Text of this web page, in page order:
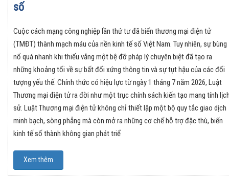
số
​Cuộc cách mạng công nghiệp lần thứ tư đã biến thương mại điện tử
(TMĐT) thành mạch máu của nền kinh tế số Việt Nam. Tuy nhiên, sự bùng
nổ quá nhanh khi thiếu vắng một bệ đỡ pháp lý chuyên biệt đã tạo ra
những khoảng tối về sự bất đối xứng thông tin và sự tụt hậu của các đối
tượng yếu thế. Chính thức có hiệu lực từ ngày 1 tháng 7 năm 2026, Luật
Thương mại điện tử ra đời như một trục chính sách kiến tạo mang tính
sử. Luật Thương mại điện tử không chỉ thiết lập một bộ quy tắc giao dịch
minh bạch, sòng phẳng mà còn mở ra những cơ chế hỗ trợ đặc thù, biến
kinh tế số thành không gian phát triể
Xem thêm